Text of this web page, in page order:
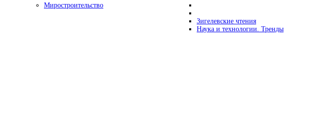
Миростроительство
Зигелевские чтения
Наука и технологии. Тренды